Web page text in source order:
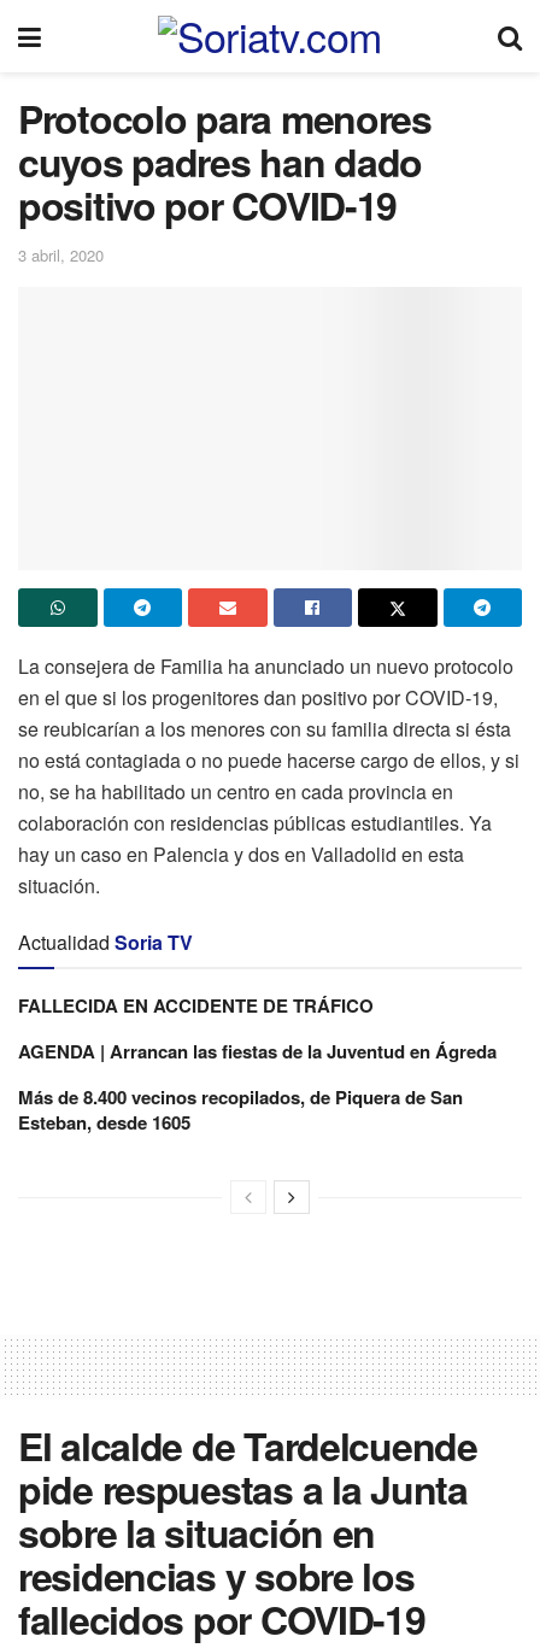
Protocolo para menores
cuyos padres han dado
positivo por COVID-19
3 abril, 2020
La consejera de Familia ha anunciado un nuevo protocolo
en el que si los progenitores dan positivo por COVID-19,
se reubicarían a los menores con su familia directa si ésta
no está contagiada o no puede hacerse cargo de ellos, y si
no, se ha habilitado un centro en cada provincia en
colaboración con residencias públicas estudiantiles. Ya
hay un caso en Palencia y dos en Valladolid en esta
situación.
Actualidad Soria TV
FALLECIDA EN ACCIDENTE DE TRÁFICO
AGENDA | Arrancan las fiestas de la Juventud en Ágreda
Más de 8.400 vecinos recopilados, de Piquera de San
Esteban, desde 1605
El alcalde de Tardelcuende
pide respuestas a la Junta
sobre la situación en
residencias y sobre los
fallecidos por COVID-19